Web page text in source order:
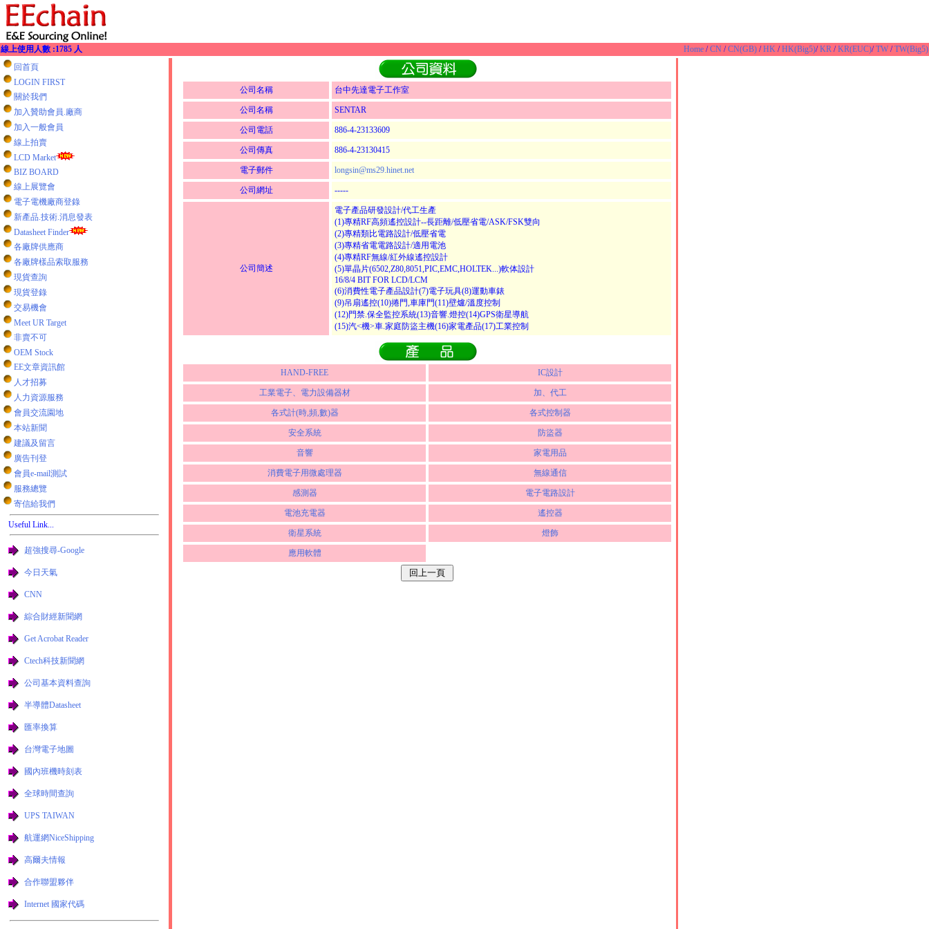
線上使用人數 :1785 人 Home /CN /CN(GB) /HK /HK(Big5)/KR /KR(EUC)/TW /TW(Big5)
回首頁
LOGIN FIRST
關於我們
加入贊助會員.廠商
加入一般會員
線上拍賣
LCD Market
BIZ BOARD
線上展覽會
電子電機廠商登錄
新產品.技術.消息發表
Datasheet Finder
各廠牌供應商
各廠牌樣品索取服務
現貨查詢
現貨登錄
交易機會
Meet UR Target
非賣不可
OEM Stock
EE文章資訊館
人才招募
人力資源服務
會員交流園地
本站新聞
建議及留言
廣告刊登
會員e-mail測試
服務總覽
寄信給我們
Useful Link...
超強搜尋-Google
今日天氣
CNN
綜合財經新聞網
Get Acrobat Reader
Ctech科技新聞網
公司基本資料查詢
半導體Datasheet
匯率換算
台灣電子地圖
國內班機時刻表
全球時間查詢
UPS TAIWAN
航運網NiceShipping
高爾夫情報
合作聯盟夥伴
Internet 國家代碼
公司名稱 台中先達電子工作室
公司名稱 SENTAR
公司電話 886-4-23133609
公司傳真 886-4-23130415
電子郵件 longsin@ms29.hinet.net
公司網址 -----
公司簡述
電子產品研發設計/代工生產
(1)專精RF高頻遙控設計--長距離/低壓省電/ASK/FSK雙向
(2)專精類比電路設計/低壓省電
(3)專精省電電路設計/適用電池
(4)專精RF無線/紅外線遙控設計
(5)單晶片(6502,Z80,8051,PIC,EMC,HOLTEK...)軟体設計
16/8/4 BIT FOR LCD/LCM
(6)消費性電子產品設計(7)電子玩具(8)運動車錶
(9)吊扇遙控(10)捲門,車庫門(11)壁爐/溫度控制
(12)門禁.保全監控系統(13)音響.燈控(14)GPS衛星導航
(15)汽<機>車.家庭防盜主機(16)家電產品(17)工業控制
HAND-FREE IC設計
工業電子、電力設備器材 加、代工
各式計(時,頻,數)器 各式控制器
安全系統 防盜器
音響 家電用品
消費電子用微處理器 無線通信
感測器 電子電路設計
電池充電器 遙控器
衛星系統 燈飾
應用軟體